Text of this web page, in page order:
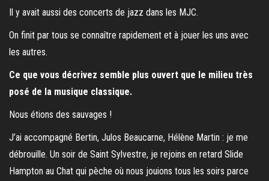
Il y avait aussi des concerts de jazz dans les MJC.
On finit par tous se connaître rapidement et à jouer les uns avec
les autres.
Ce que vous décrivez semble plus ouvert que le milieu très
posé de la musique classique.
Nous étions des sauvages !
J’ai accompagné Bertin, Julos Beaucarne, Hélène Martin : je me
débrouille. Un soir de Saint Sylvestre, je rejoins en retard Slide
Hampton au Chat qui pèche où nous jouions tous les soirs parce